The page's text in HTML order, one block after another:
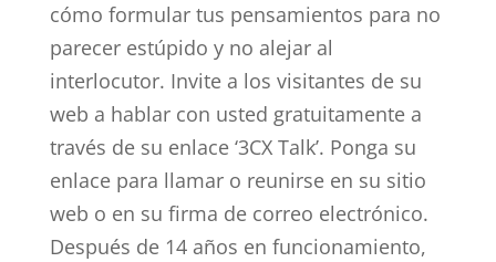
cómo formular tus pensamientos para no
parecer estúpido y no alejar al
interlocutor. Invite a los visitantes de su
web a hablar con usted gratuitamente a
través de su enlace ‘3CX Talk’. Ponga su
enlace para llamar o reunirse en su sitio
web o en su firma de correo electrónico.
Después de 14 años en funcionamiento,